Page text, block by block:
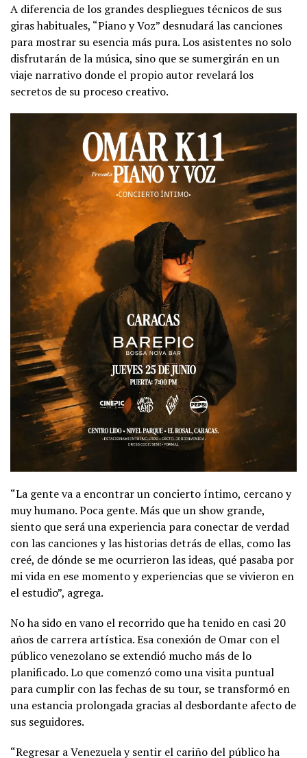
A diferencia de los grandes despliegues técnicos de sus
giras habituales, “Piano y Voz” desnudará las canciones
para mostrar su esencia más pura. Los asistentes no solo
disfrutarán de la música, sino que se sumergirán en un
viaje narrativo donde el propio autor revelará los
secretos de su proceso creativo.
“La gente va a encontrar un concierto íntimo, cercano y
muy humano. Poca gente. Más que un show grande,
siento que será una experiencia para conectar de verdad
con las canciones y las historias detrás de ellas, como las
creé, de dónde se me ocurrieron las ideas, qué pasaba por
mi vida en ese momento y experiencias que se vivieron en
el estudio”, agrega.
No ha sido en vano el recorrido que ha tenido en casi 20
años de carrera artística. Esa conexión de Omar con el
público venezolano se extendió mucho más de lo
planificado. Lo que comenzó como una visita puntual
para cumplir con las fechas de su tour, se transformó en
una estancia prolongada gracias al desbordante afecto de
sus seguidores.
“Regresar a Venezuela y sentir el cariño del público ha